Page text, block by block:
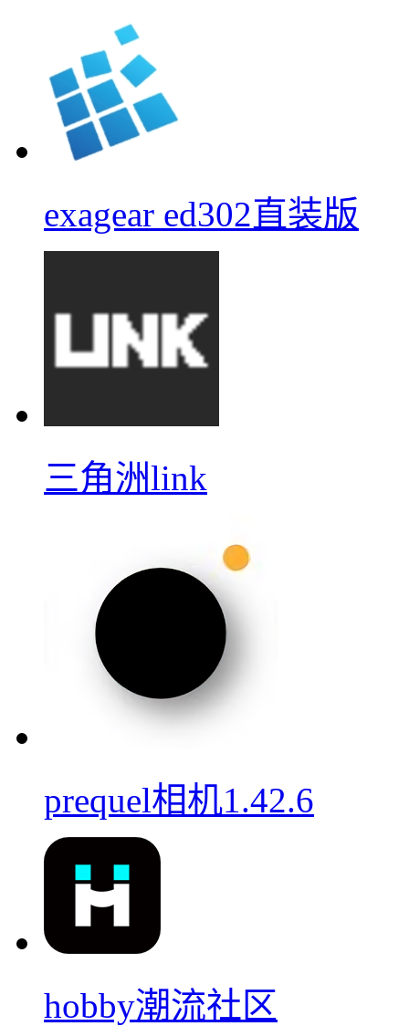
exagear ed302直装版
三角洲link
prequel相机1.42.6
hobby潮流社区